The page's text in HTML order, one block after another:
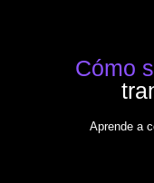
Cómo
Aprende a